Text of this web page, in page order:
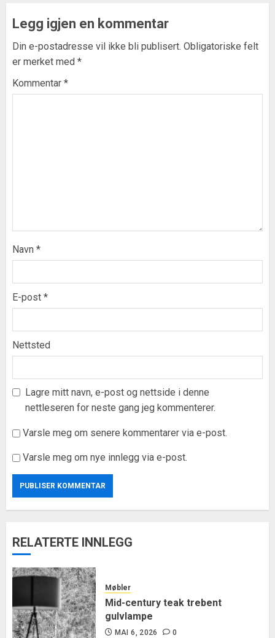
Legg igjen en kommentar
Din e-postadresse vil ikke bli publisert. Obligatoriske felt
er merket med *
Kommentar *
Navn *
E-post *
Nettsted
Lagre mitt navn, e-post og nettside i denne
nettleseren for neste gang jeg kommenterer.
Varsle meg om senere kommentarer via e-post.
Varsle meg om nye innlegg via e-post.
RELATERTE INNLEGG
Møbler
Mid-century teak trebent
gulvlampe
MAI 6, 2026 0